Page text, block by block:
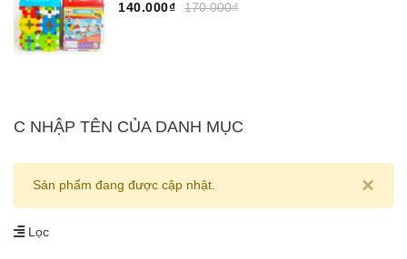
140.000₫
170.000₫
C NHẬP TÊN CỦA DANH MỤC
×
Sản phẩm đang được cập nhật.
Lọc